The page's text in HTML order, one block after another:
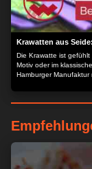
Krawatten aus
Die Krawatte ist gefühlt
Motiv oder im
Hamburger